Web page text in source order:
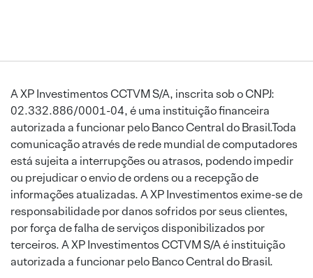
A XP Investimentos CCTVM S/A, inscrita sob o CNPJ:
02.332.886/0001-04, é uma instituição financeira
autorizada a funcionar pelo Banco Central do Brasil.Toda
comunicação através de rede mundial de computadores
está sujeita a interrupções ou atrasos, podendo impedir
ou prejudicar o envio de ordens ou a recepção de
informações atualizadas. A XP Investimentos exime-se de
responsabilidade por danos sofridos por seus clientes,
por força de falha de serviços disponibilizados por
terceiros. A XP Investimentos CCTVM S/A é instituição
autorizada a funcionar pelo Banco Central do Brasil.